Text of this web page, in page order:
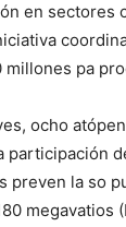
en sectores
pa
ocho
participación
preven la so
megavatios